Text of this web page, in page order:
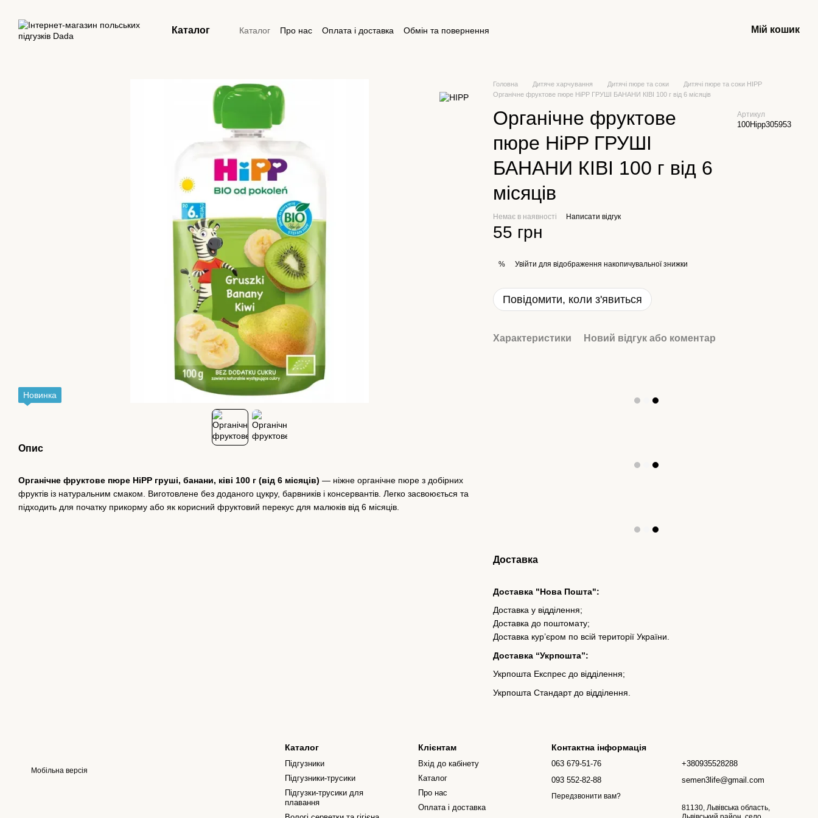
Каталог Каталог Про нас Оплата і доставка
Обмін та повернення
Мій кошик
Новинка
Опис
Органічне фруктове пюре HiPP груші, банани, ківі 100 г (від 6 місяців) — ніжне органічне пюре з добірних
фруктів із натуральним смаком. Виготовлене без доданого цукру, барвників і консервантів. Легко засвоюється та
підходить для початку прикорму або як корисний фруктовий перекус для малюків від 6 місяців.
Головна Дитяче харчування Дитячі пюре та соки
Дитячі пюре та соки HIPP
Органічне фруктове пюре HiPP ГРУШІ БАНАНИ КІВІ 100 г від 6 місяців
Органічне фруктове
пюре HiPP ГРУШІ
БАНАНИ КІВІ 100 г від 6
місяців
Артикул
100Hipp305953
Немає в наявності Написати відгук
55 грн
% Увійти для відображення накопичувальної знижки
Повідомити, коли з'явиться
Характеристики Новий відгук або коментар
Доставка
Доставка "Нова Пошта":
Доставка у відділення;
Доставка до поштомату;
Доставка кур’єром по всій території України.
Доставка “Укрпошта”:
Укрпошта Експрес до відділення;
Укрпошта Стандарт до відділення.
Мобільна версія
Каталог
Підгузники
Підгузники-трусики
Підгузки-трусики для
плавання
Клієнтам
Вхід до кабінету
Каталог
Про нас
Оплата і доставка
Контактна інформація
063 679-51-76
093 552-82-88
Передзвонити вам?
+380935528288
semen3life@gmail.com
81130, Львівська область,